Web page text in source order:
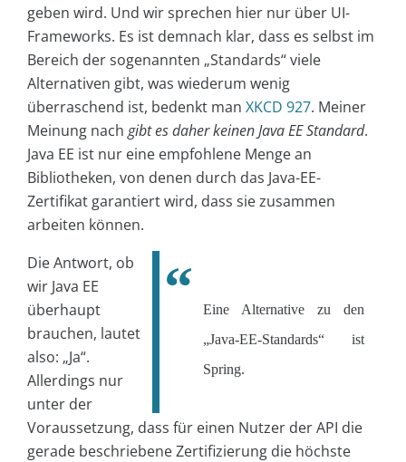
geben wird. Und wir sprechen hier nur über UI-
Frameworks. Es ist demnach klar, dass es selbst im
Bereich der sogenannten „Standards“ viele
Alternativen gibt, was wiederum wenig
überraschend ist, bedenkt man XKCD 927. Meiner
Meinung nach gibt es daher keinen Java EE Standard.
Java EE ist nur eine empfohlene Menge an
Bibliotheken, von denen durch das Java-EE-
Zertifikat garantiert wird, dass sie zusammen
arbeiten können.
Eine Alternative zu den
„Java-EE-Standards“ ist
Spring.
Die Antwort, ob
wir Java EE
überhaupt
brauchen, lautet
also: „Ja“.
Allerdings nur
unter der
Voraussetzung, dass für einen Nutzer der API die
gerade beschriebene Zertifizierung die höchste